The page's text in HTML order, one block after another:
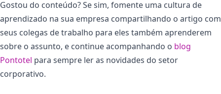
Gostou do conteúdo? Se sim, fomente uma cultura de
aprendizado na sua empresa compartilhando o artigo com
seus colegas de trabalho para eles também aprenderem
sobre o assunto, e continue acompanhando o blog
Pontotel para sempre ler as novidades do setor
corporativo.